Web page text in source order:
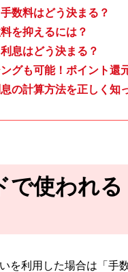
数料はどう決まる？
を抑えるには？
息はどう決まる？
グも可能！ポイント還
の計算方法を正しく知
使われる
を利用した場合は「手